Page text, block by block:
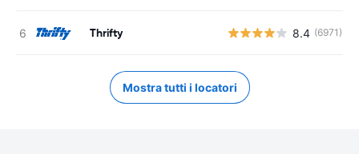
Thrifty 8.4 (6971)
Mostra tutti i locatori